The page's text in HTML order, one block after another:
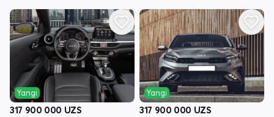
Yangi
317 900 000 UZS
Yangi
317 900 000 UZS